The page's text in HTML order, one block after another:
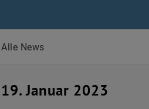
Alle News
19. Januar 2023